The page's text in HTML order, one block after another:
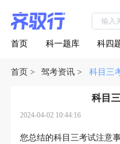
首页 科一题库 科四
首页 > 驾考资讯 > 科目三
科目
2024-04-02 10:44:16
您总结的科目三考试注意